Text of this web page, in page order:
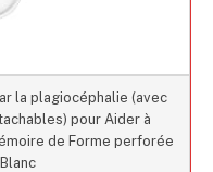
la plagiocéphalie (avec
pour Aider à
de Forme perforée